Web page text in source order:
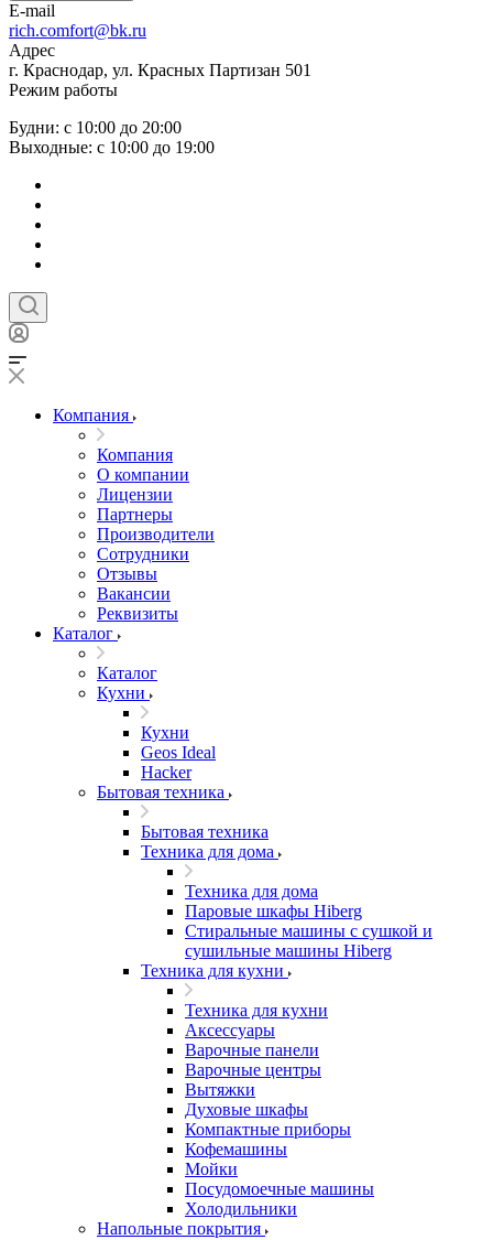
E-mail
rich.comfort@bk.ru
Адрес
г. Краснодар, ул. Красных Партизан 501
Режим работы
Будни: с 10:00 до 20:00
Выходные: с 10:00 до 19:00
Компания
Компания
О компании
Лицензии
Партнеры
Производители
Сотрудники
Отзывы
Вакансии
Реквизиты
Каталог
Каталог
Кухни
Кухни
Geos Ideal
Hacker
Бытовая техника
Бытовая техника
Техника для дома
Техника для дома
Паровые шкафы Hiberg
Стиральные машины с сушкой и
сушильные машины Hiberg
Техника для кухни
Техника для кухни
Аксессуары
Варочные панели
Варочные центры
Вытяжки
Духовые шкафы
Компактные приборы
Кофемашины
Мойки
Посудомоечные машины
Холодильники
Напольные покрытия